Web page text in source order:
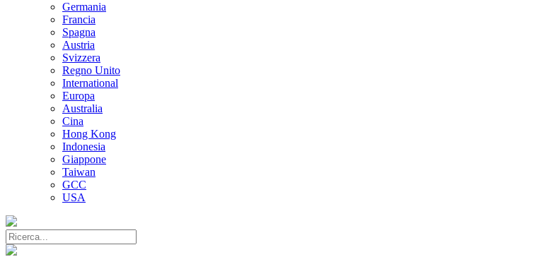
Germania
Francia
Spagna
Austria
Svizzera
Regno Unito
International
Europa
Australia
Cina
Hong Kong
Indonesia
Giappone
Taiwan
GCC
USA